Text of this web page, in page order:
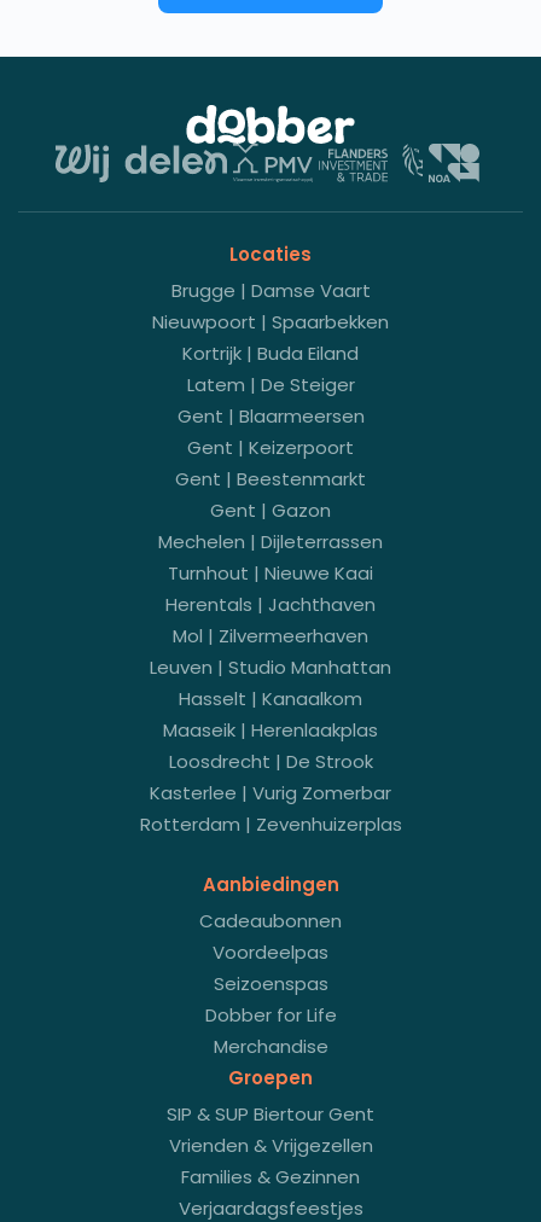
Locaties
Brugge | Damse Vaart
Nieuwpoort | Spaarbekken
Kortrijk | Buda Eiland
Latem | De Steiger
Gent | Blaarmeersen
Gent | Keizerpoort
Gent | Beestenmarkt
Gent | Gazon
Mechelen | Dijleterrassen
Turnhout | Nieuwe Kaai
Herentals | Jachthaven
Mol | Zilvermeerhaven
Leuven | Studio Manhattan
Hasselt | Kanaalkom
Maaseik | Herenlaakplas
Loosdrecht | De Strook
Kasterlee | Vurig Zomerbar
Rotterdam | Zevenhuizerplas
Aanbiedingen
Cadeaubonnen
Voordeelpas
Seizoenspas
Dobber for Life
Merchandise
Groepen
SIP & SUP Biertour Gent
Vrienden & Vrijgezellen
Families & Gezinnen
Verjaardagsfeestjes